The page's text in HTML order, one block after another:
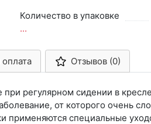
Количество в упаковке
...
Отзывов (0)
регулярном сидении в
от которого очень
специальные